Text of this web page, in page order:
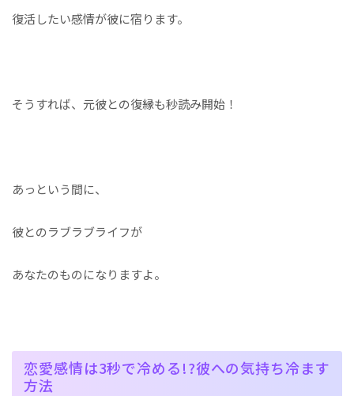
復活したい感情が彼に宿ります。
そうすれば、元彼との復縁も秒読み開始！
あっという間に、
彼とのラブラブライフが
あなたのものになりますよ。
恋愛感情は3秒で冷める!?彼への気持ち冷ます
方法